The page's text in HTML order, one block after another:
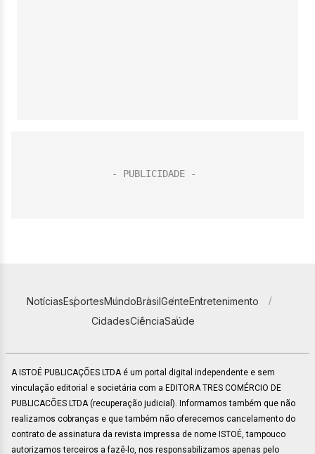
NotíciasEsportesMundoBrasilGenteEntretenimento
CidadesCiênciaSaúde
A ISTOÉ PUBLICAÇÕES LTDA é um portal digital independente e sem
vinculação editorial e societária com a EDITORA TRES COMÉRCIO DE
PUBLICACÕES LTDA (recuperação judicial). Informamos também que não
realizamos cobranças e que também não oferecemos cancelamento do
contrato de assinatura da revista impressa de nome ISTOÉ, tampouco
autorizamos terceiros a fazê-lo, nos responsabilizamos apenas pelo